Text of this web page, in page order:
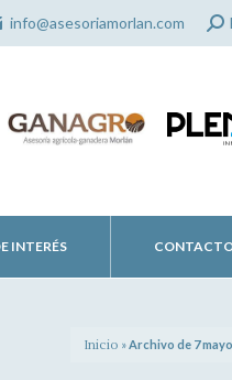
info@asesoriamorlan.com
INTERÉS
Inicio »Archivo de 7